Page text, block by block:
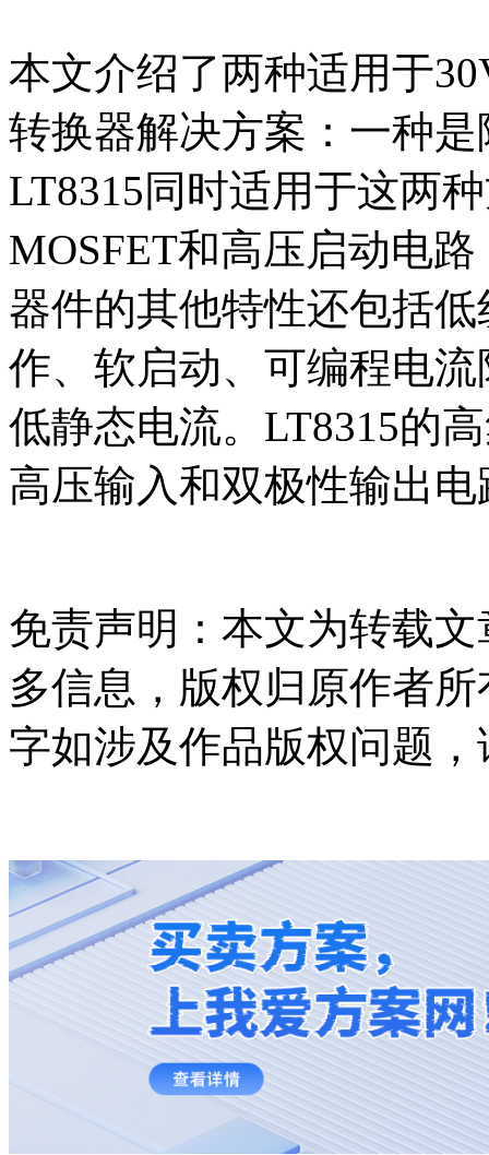
本文介绍了两种适用于
转换器解决方案：一种
LT8315同时适用于这两
MOSFET和高压启动电
器件的其他特性还包括
作、软启动、可编程电
低静态电流。LT8315的
高压输入和双极性输出
免责声明：本文为转载
多信息，版权归原作者
字如涉及作品版权问题